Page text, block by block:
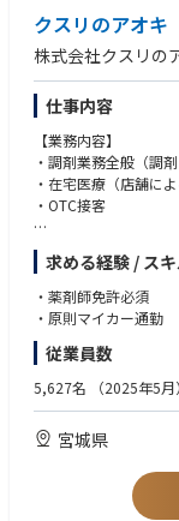
クスリのアオキ
株式会社クスリの
仕事内容
【業務内容】
・調剤業務全般（調
・在宅医療（店舗によ
・OTC接客
【特徴】
・調剤とドラッグス
剤業務に集中してお仕
・ロードサイドに多
・調剤手順や調剤機
能です。
求める経験 / ス
・薬剤師免許必須
・原則マイカー通勤
従業員数
5,627名 （2025年5月）
宮城県